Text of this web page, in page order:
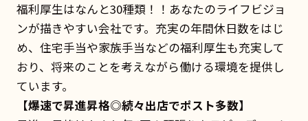
福利厚生はなんと30種類！！あなたのライフビジョ
ンが描きやすい会社です。充実の年間休日数をはじ
め、住宅手当や家族手当などの福利厚生も充実して
おり、将来のことを考えながら働ける環境を提供し
ています。
【爆速で昇進昇格◎続々出店でポスト多数】